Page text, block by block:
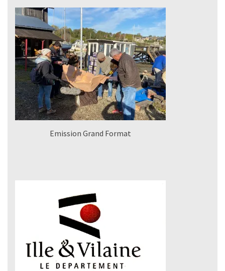
Emission Grand Format